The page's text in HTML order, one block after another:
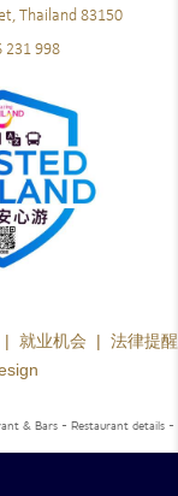
Thailand 83150
231 998
就业机会 | 法律提醒
& Bars - Restaurant details -